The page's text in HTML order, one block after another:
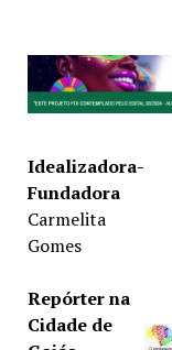
Idealizadora-
Fundadora
Carmelita
Gomes
Repórter na
Cidade de